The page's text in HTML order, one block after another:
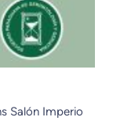
Salón Imperio